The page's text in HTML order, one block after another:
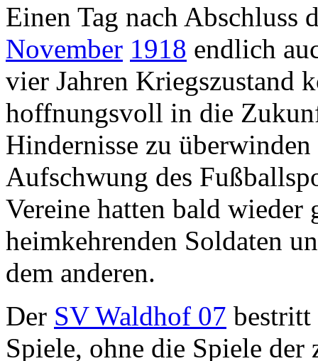
Einen Tag nach Abschluss
November 1918 endlich
vier Jahren Kriegszustand
hoffnungsvoll in die
Hindernisse zu
Aufschwung des
Vereine hatten bald
heimkehrenden Soldaten
dem anderen.
Der SV Waldhof 07 bestritt
Spiele, ohne die Spiele